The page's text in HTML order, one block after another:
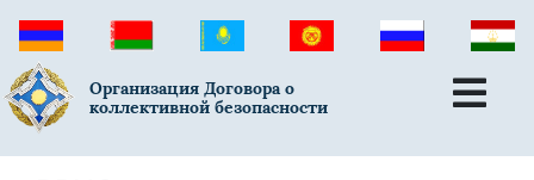
Организация Договора о
коллективной безопасности